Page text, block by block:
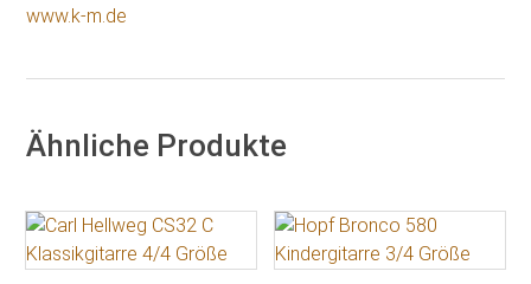
www.k-m.de
Ähnliche Produkte